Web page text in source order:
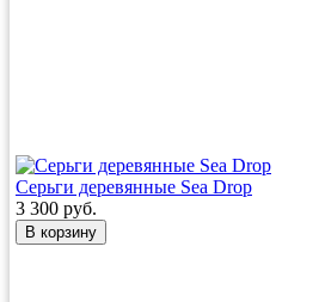
Серьги деревянные Sea Drop
3 300 руб.